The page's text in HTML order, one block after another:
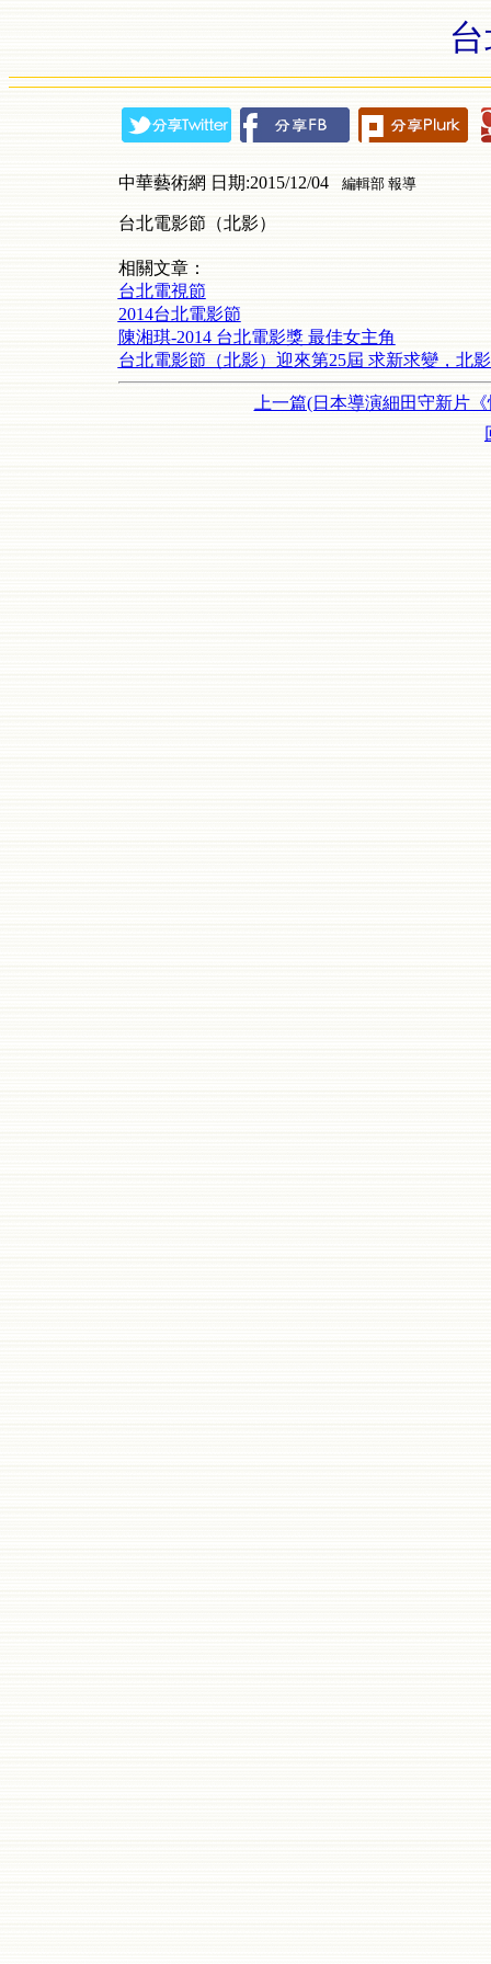
中華藝術網 日期:2015/12/04 編輯部 報導
台北電影節（北影）
相關文章：
台北電視節
2014台北電影節
陳湘琪-2014 台北電影獎 最佳女主角
台北電影節（北影）迎來第25屆 求新求變，北
上一篇(日本導演細田守新片